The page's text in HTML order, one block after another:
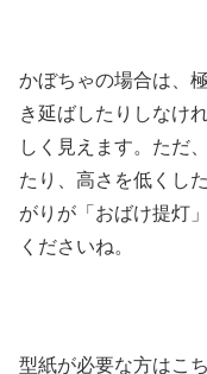
かぼちゃの場合は、
き延ばしたりしなけ
しく見えます。ただ
たり、高さを低くし
がりが「おばけ提灯
くださいね。
型紙が必要な方はこ